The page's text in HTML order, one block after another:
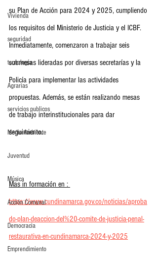
Vivienda
seguridad
tecnología
Agrarias
servicios publicos
Medio Ambiente
Juventud
Música
Acción Comunal
Democracia
Emprendimiento
su Plan de Acción para 2024 y 2025, cumpliendo
los requisitos del Ministerio de Justicia y el ICBF.
Inmediatamente, comenzaron a trabajar seis
submesas lideradas por diversas secretarías y la
Policía para implementar las actividades
propuestas. Además, se están realizando mesas
de trabajo interinstitucionales para dar
seguimiento.
Mas in formación en :
https://www.cundinamarca.gov.co/noticias/aproba
do-plan-deaccion-del%20-comite-de-justicia-penal-
restaurativa-en-cundinamarca-2024-y-2025